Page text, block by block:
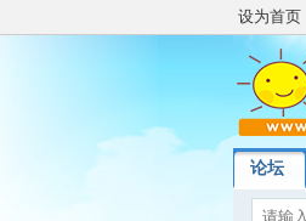
设为首页
论坛